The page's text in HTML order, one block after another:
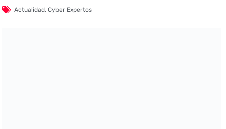
Actualidad,Cyber Expertos